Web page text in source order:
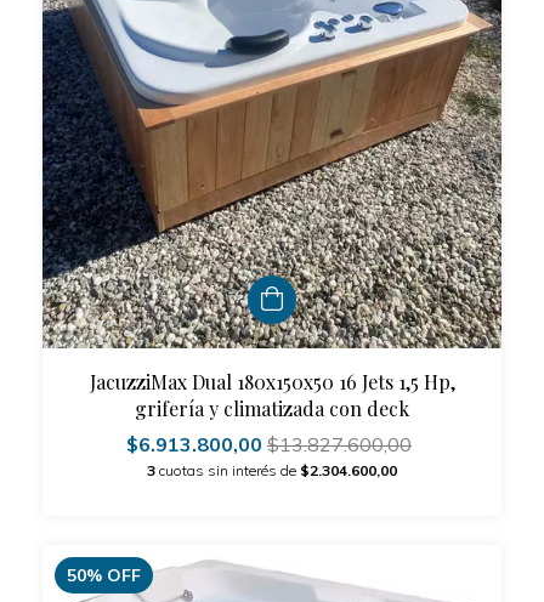
JacuzziMax Dual 180x150x50 16 Jets 1,5 Hp,
grifería y climatizada con deck
$6.913.800,00 $13.827.600,00
3 cuotas sin interés de $2.304.600,00
50% OFF